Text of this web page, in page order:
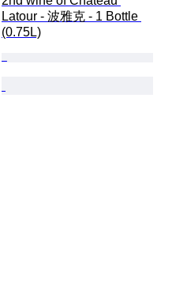
Latour - 波雅克 - 1 Bottle
(0.75L)